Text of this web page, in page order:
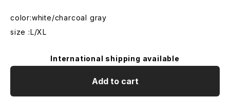
color:white/charcoal gray
size :L/XL
International shipping available
Add to cart